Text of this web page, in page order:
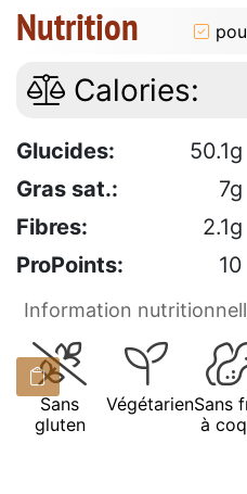
Nutrition
Calories:
Glucides: 50.1g
Gras sat.:
7g
Fibres:
2.1g
ProPoints:
10
Information
Sans
gluten
VégétarienSans
à